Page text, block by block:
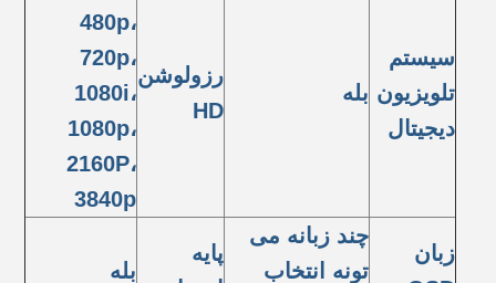
سیستم
تلویزیون
دیجیتال
بله
رزولوشن
HD
480p،
720p،
1080i،
1080p،
2160P،
3840p
زبان
چند زبانه می
تونه انتخاب
پایه
بله